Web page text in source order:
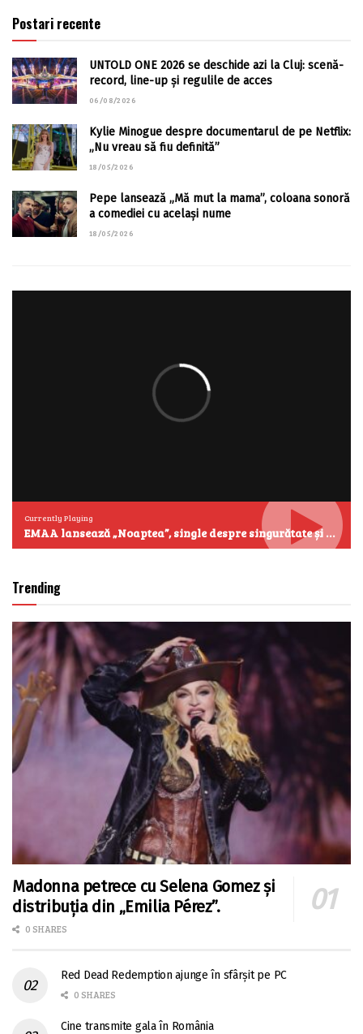
Postari recente
UNTOLD ONE 2026 se deschide azi la Cluj: scenă-
record, line-up și regulile de acces
06/08/2026
Kylie Minogue despre documentarul de pe Netflix:
„Nu vreau să fiu definită”
18/05/2026
Pepe lansează „Mă mut la mama”, coloana sonoră
a comediei cu același nume
18/05/2026
Currently Playing
EMAA lansează „Noaptea”, single despre singurătate și emoțiile care se aud cel mai clar după miezul nopții
Trending
Madonna petrece cu Selena Gomez și
distribuția din „Emilia Pérez”.
0 SHARES
Red Dead Redemption ajunge în sfârșit pe PC
0 SHARES
Cine transmite gala în România